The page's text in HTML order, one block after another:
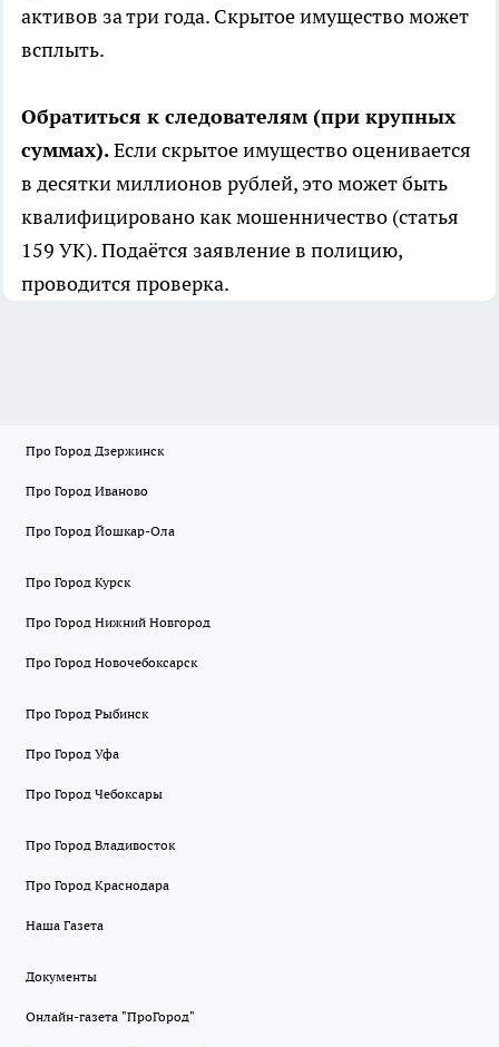
активов за три года. Скрытое имущество может
всплыть.
Обратиться к следователям (при крупных
суммах).Если скрытое имущество оценивается
в десятки миллионов рублей, это может быть
квалифицировано как мошенничество (статья
159 УК). Подаётся заявление в полицию,
проводится проверка.
Про Город Дзержинск
Про Город Иваново
Про Город Йошкар-Ола
Про Город Курск
Про Город Нижний Новгород
Про Город Новочебоксарск
Про Город Рыбинск
Про Город Уфа
Про Город Чебоксары
Про Город Владивосток
Про Город Краснодара
Наша Газета
Документы
Онлайн-газета "ПроГород"